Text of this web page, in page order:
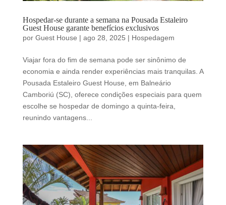
Hospedar-se durante a semana na Pousada Estaleiro
Guest House garante benefícios exclusivos
por Guest House | ago 28, 2025 | Hospedagem
Viajar fora do fim de semana pode ser sinônimo de
economia e ainda render experiências mais tranquilas. A
Pousada Estaleiro Guest House, em Balneário
Camboriú (SC), oferece condições especiais para quem
escolhe se hospedar de domingo a quinta-feira,
reunindo vantagens...